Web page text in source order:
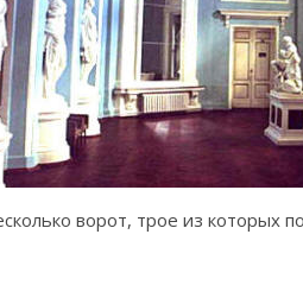
ворот, трое из